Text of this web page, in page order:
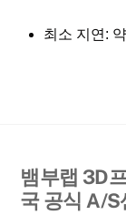
최소 지연:
뱀부랩 3D
국 공식 A/S